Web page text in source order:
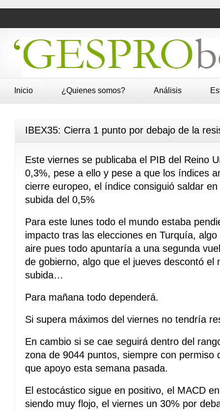
Inicio ¿Quienes somos? Análisis
IBEX35: Cierra 1 punto por debajo de la
Este viernes se publicaba el PIB del Reino
0,3%, pese a ello y pese a que los índices
cierre europeo, el índice consiguió saldar
subida del 0,5%
Para este lunes todo el mundo estaba
impacto tras las elecciones en Turquía,
aire pues todo apuntaría a una segunda
de gobierno, algo que el jueves descontó el
subida…
Para mañana todo dependerá.
Si supera máximos del viernes no tendría
En cambio si se cae seguirá dentro del
zona de 9044 puntos, siempre con permiso
que apoyo esta semana pasada.
El estocástico sigue en positivo, el MACD
siendo muy flojo, el viernes un 30% por